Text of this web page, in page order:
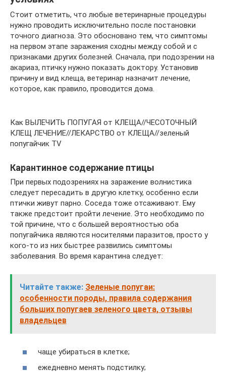
Стоит отметить, что любые ветеринарные процедуры
нужно проводить исключительно после постановки
точного диагноза. Это обосновано тем, что симптомы
на первом этапе заражения сходны между собой и с
признаками других болезней. Сначала, при подозрении на
акариаз, птичку нужно показать доктору. Установив
причину и вид клеща, ветеринар назначит лечение,
которое, как правило, проводится дома.
Как ВЫЛЕЧИТЬ ПОПУГАЯ от КЛЕЩА//ЧЕСОТОЧНЫЙ
КЛЕЩ ЛЕЧЕНИЕ//ЛЕКАРСТВО от КЛЕЩА//зеленый
попугайчик TV
Карантинное содержание птицы
При первых подозрениях на заражение волнистика
следует пересадить в другую клетку, особенно если
птички живут парно. Соседа тоже отсаживают. Ему
также предстоит пройти лечение. Это необходимо по
той причине, что с большей вероятностью оба
попугайчика являются носителями паразитов, просто у
кого-то из них быстрее развились симптомы
заболевания. Во время карантина следует:
Читайте также: Зеленые попугаи:
особенности породы, правила содержания
больших попугаев зеленого цвета, отзывы
владельцев
чаще убираться в клетке;
ежедневно менять подстилку;